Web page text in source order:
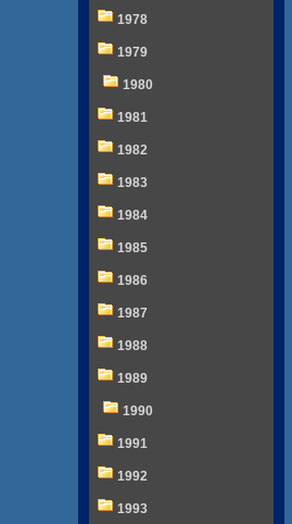
1978
1979
1980
1981
1982
1983
1984
1985
1986
1987
1988
1989
1990
1991
1992
1993